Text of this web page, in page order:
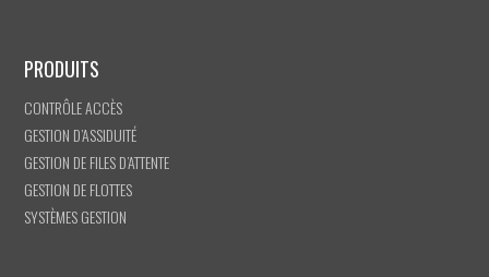
PRODUITS
CONTRÔLE ACCÈS
GESTION D’ASSIDUITÉ
GESTION DE FILES D’ATTENTE
GESTION DE FLOTTES
SYSTÈMES GESTION